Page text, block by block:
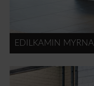
EDILKAMIN MYRNA